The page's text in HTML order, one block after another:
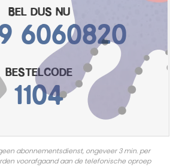
Bel dus nu
6060820
bestelcode
1104
abonnementsdienst, ongeveer 3 min. per
voorafgaand aan de telefonische oproep